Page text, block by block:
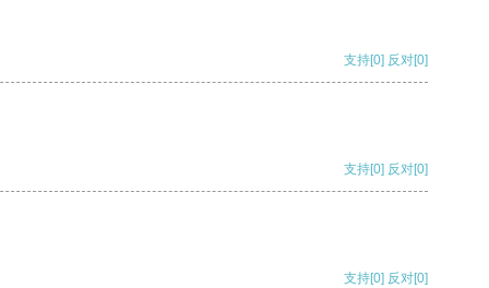
支持[0] 反对[0]
支持[0] 反对[0]
支持[0] 反对[0]